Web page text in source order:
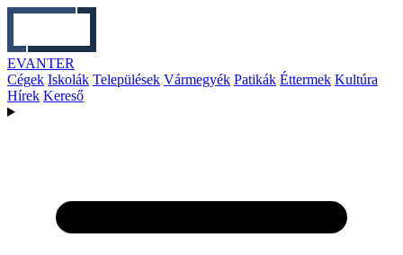
EVANTER
Cégek Iskolák Települések Vármegyék Patikák Éttermek Kultúra
Hírek Kereső